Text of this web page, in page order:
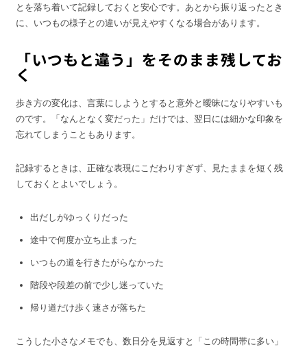
とを落ち着いて記録しておくと安心です。あとから振り返ったとき
に、いつもの様子との違いが見えやすくなる場合があります。
「いつもと違う」をそのまま残してお
く
歩き方の変化は、言葉にしようとすると意外と曖昧になりやすいも
のです。「なんとなく変だった」だけでは、翌日には細かな印象を
忘れてしまうこともあります。
記録するときは、正確な表現にこだわりすぎず、見たままを短く残
しておくとよいでしょう。
出だしがゆっくりだった
途中で何度か立ち止まった
いつもの道を行きたがらなかった
階段や段差の前で少し迷っていた
帰り道だけ歩く速さが落ちた
こうした小さなメモでも、数日分を見返すと「この時間帯に多い」